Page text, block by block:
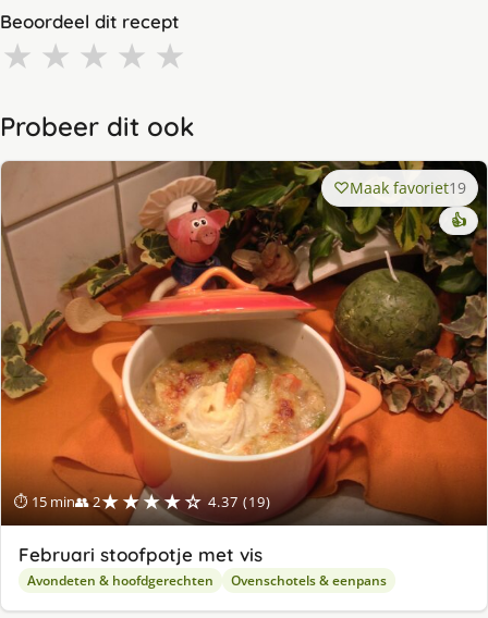
Beoordeel dit recept
★ ★ ★ ★ ★
Probeer dit ook
⏱ 15 min👥 2★★★★☆ 4.37 (19)
Maak favoriet19
👍
Februari stoofpotje met vis
Avondeten & hoofdgerechten Ovenschotels & eenpans